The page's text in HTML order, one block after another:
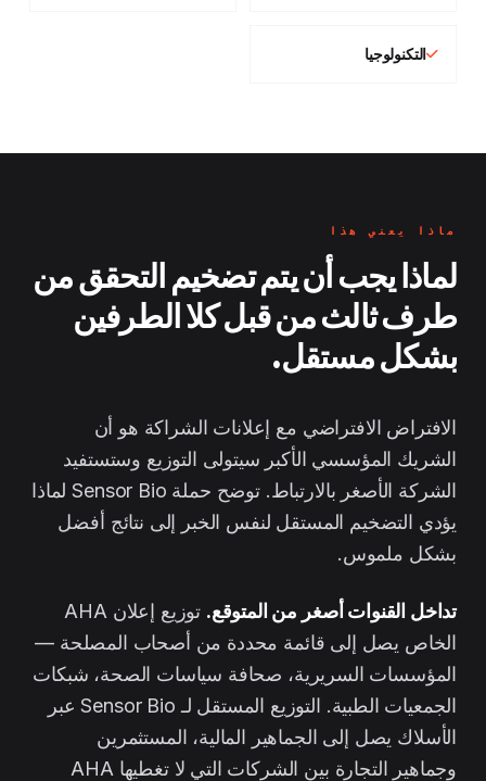
التكنولوجيا
ماذا يعني هذا
لماذا يجب أن يتم تضخيم التحقق من
طرف ثالث من قبل كلا الطرفين
بشكل مستقل.
الافتراض الافتراضي مع إعلانات الشراكة هو أن
الشريك المؤسسي الأكبر سيتولى التوزيع وستستفيد
الشركة الأصغر بالارتباط. توضح حملة Sensor Bio لماذا
يؤدي التضخيم المستقل لنفس الخبر إلى نتائج أفضل
بشكل ملموس.
تداخل القنوات أصغر من المتوقع.
توزيع إعلان AHA
الخاص يصل إلى قائمة محددة من أصحاب المصلحة —
المؤسسات السريرية، صحافة سياسات الصحة، شبكات
الجمعيات الطبية. التوزيع المستقل لـ Sensor Bio عبر
الأسلاك يصل إلى الجماهير المالية، المستثمرين
وجماهير التجارة بين الشركات التي لا تغطيها AHA